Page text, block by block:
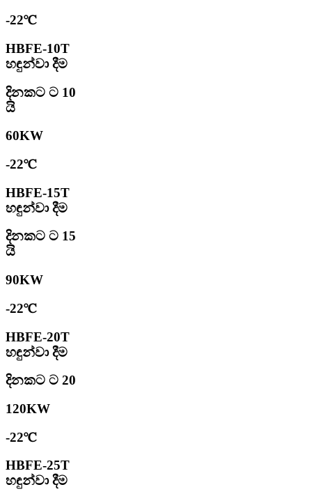
-22℃
HBFE-10T
හඳුන්වා දීම
දිනකට ට 10
යි
60KW
-22℃
HBFE-15T
හඳුන්වා දීම
දිනකට ට 15
යි
90KW
-22℃
HBFE-20T
හඳුන්වා දීම
දිනකට ට 20
120KW
-22℃
HBFE-25T
හඳුන්වා දීම